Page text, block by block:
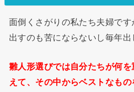
面倒くさがりの私たち夫婦で
出すのも苦にならないし毎年出
雛人形選びでは自分たちが何
えて、その中からベストなも